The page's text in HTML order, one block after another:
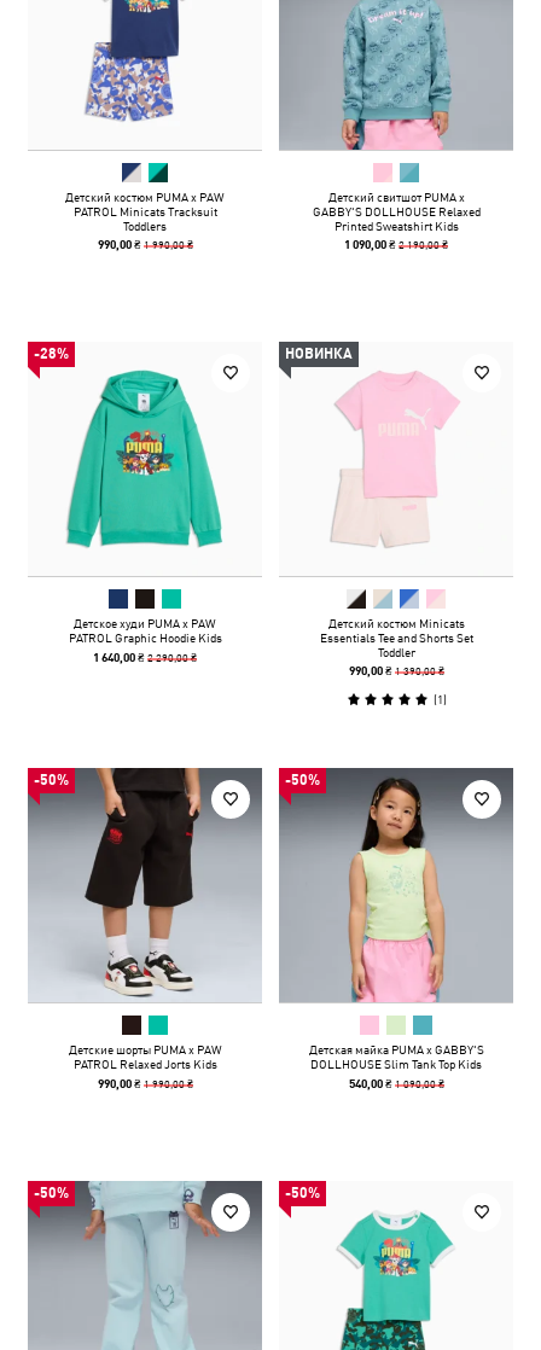
Детский костюм PUMA x PAW
PATROL Minicats Tracksuit
Toddlers
990,00 ₴ 1 990,00 ₴
Детский свитшот PUMA x
GABBY'S DOLLHOUSE Relaxed
Printed Sweatshirt Kids
1 090,00 ₴2 190,00 ₴
-28%
Детское худи PUMA x PAW
PATROL Graphic Hoodie Kids
1 640,00 ₴2 290,00 ₴
НОВИНКА
Детский костюм Minicats
Essentials Tee and Shorts Set
Toddler
990,00 ₴ 1 390,00 ₴
(1)
-50%
Детские шорты PUMA x PAW
PATROL Relaxed Jorts Kids
990,00 ₴ 1 990,00 ₴
-50%
Детская майка PUMA x GABBY'S
DOLLHOUSE Slim Tank Top Kids
540,00 ₴ 1 090,00 ₴
-50% -50%